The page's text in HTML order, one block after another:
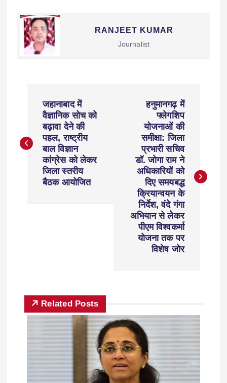
RANJEET KUMAR
Journalist
जहानाबाद में
वैज्ञानिक सोच को
बढ़ावा देने की
पहल, राष्ट्रीय
बाल विज्ञान
कांग्रेस को लेकर
जिला स्तरीय
बैठक आयोजित
हनुमानगढ़ में
फ्लेगशिप
योजनाओं की
समीक्षा: जिला
प्रभारी सचिव
डॉ. जोगा राम ने
अधिकारियों को
दिए समयबद्ध
क्रियान्वयन के
निर्देश, वंदे गंगा
अभियान से लेकर
पीएम विश्वकर्मा
योजना तक पर
विशेष जोर
Related Posts